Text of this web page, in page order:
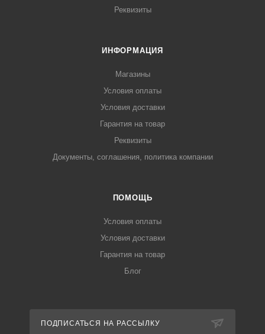
Реквизиты
ИНФОРМАЦИЯ
Магазины
Условия оплаты
Условия доставки
Гарантия на товар
Реквизиты
Документы, соглашения, политика компании
ПОМОЩЬ
Условия оплаты
Условия доставки
Гарантия на товар
Блог
ПОДПИСАТЬСЯ НА РАССЫЛКУ